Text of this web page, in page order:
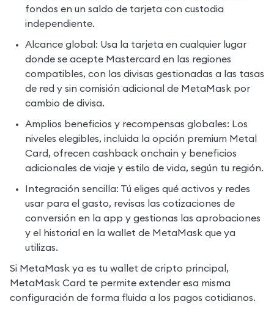
fondos en un saldo de tarjeta con custodia
independiente.
Alcance global: Usa la tarjeta en cualquier lugar
donde se acepte Mastercard en las regiones
compatibles, con las divisas gestionadas a las tasas
de red y sin comisión adicional de MetaMask por
cambio de divisa.
Amplios beneficios y recompensas globales: Los
niveles elegibles, incluida la opción premium Metal
Card, ofrecen cashback onchain y beneficios
adicionales de viaje y estilo de vida, según tu región.
Integración sencilla: Tú eliges qué activos y redes
usar para el gasto, revisas las cotizaciones de
conversión en la app y gestionas las aprobaciones
y el historial en la wallet de MetaMask que ya
utilizas.
Si MetaMask ya es tu wallet de cripto principal,
MetaMask Card te permite extender esa misma
configuración de forma fluida a los pagos cotidianos.